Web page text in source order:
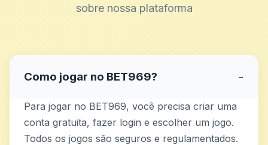
sobre nossa plataforma
Como jogar no BET969? −
Para jogar no BET969, você precisa criar uma
conta gratuita, fazer login e escolher um jogo.
Todos os jogos são seguros e regulamentados.